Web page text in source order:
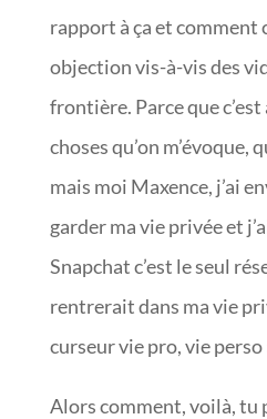
rapport à ça et comment
objection vis-à-vis des
frontière. Parce que
choses qu’on m’évoque,
mais moi Maxence, j’ai
garder ma vie privée et
Snapchat c’est le seul
rentrerait dans ma vie
curseur vie pro, vie perso
Alors comment, voilà, tu